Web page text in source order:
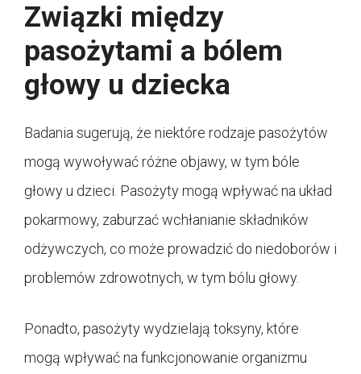
Związki między
pasożytami a bólem
głowy u dziecka
Badania sugerują, że niektóre rodzaje pasożytów
mogą wywoływać różne objawy, w tym bóle
głowy u dzieci. Pasożyty mogą wpływać na układ
pokarmowy, zaburzać wchłanianie składników
odżywczych, co może prowadzić do niedoborów i
problemów zdrowotnych, w tym bólu głowy.
Ponadto, pasożyty wydzielają toksyny, które
mogą wpływać na funkcjonowanie organizmu